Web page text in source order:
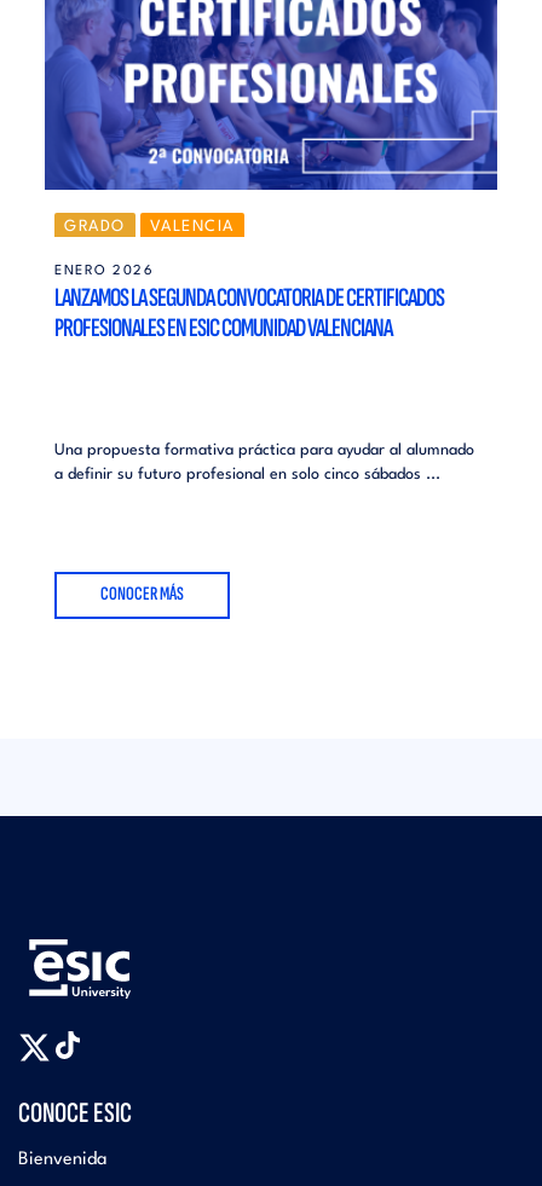
GRADO VALENCIA
ENERO 2026
LANZAMOS LA SEGUNDA CONVOCATORIA DE CERTIFICADOS
PROFESIONALES EN ESIC COMUNIDAD VALENCIANA
Una propuesta formativa práctica para ayudar al alumnado
a definir su futuro profesional en solo cinco sábados ...
CONOCER MÁS
CONOCE ESIC
Bienvenida